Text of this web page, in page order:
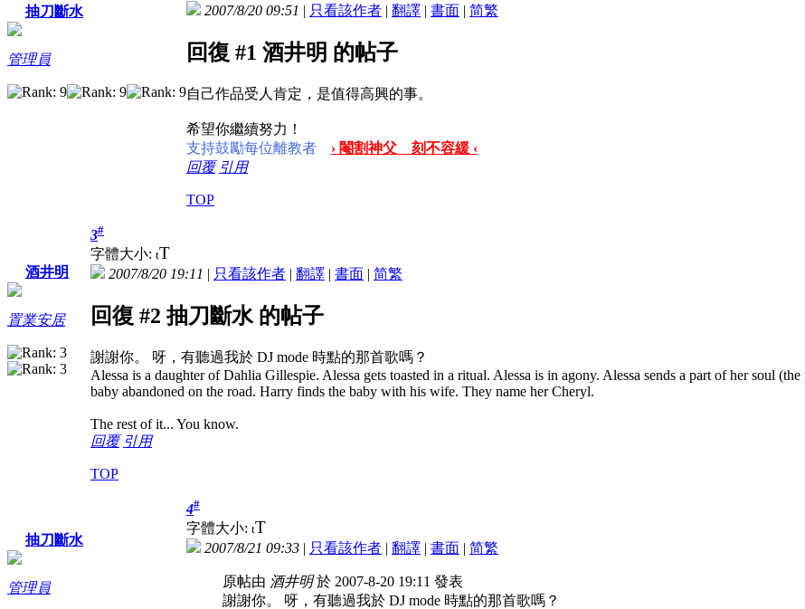
抽刀斷水
管理員
2007/8/20 09:51 | 只看該作者 | 翻譯 | 書面 | 简繁
回復 #1 酒井明 的帖子
自己作品受人肯定，是值得高興的事。
希望你繼續努力！
支持鼓勵每位離教者
› 閹割神父 刻不容緩 ‹
回覆 引用
TOP
酒井明
置業安居
3#
字體大小: tT
2007/8/20 19:11 | 只看該作者 | 翻譯 | 書面 | 简繁
回復 #2 抽刀斷水 的帖子
謝謝你。
呀，有聽過我於 DJ mode 時點的那首歌嗎？
Alessa is a daughter of Dahlia Gillespie. Alessa gets toasted in a ritual. Alessa is in agony. Alessa sends a part of her soul
baby abandoned on the road. Harry finds the baby with his wife. They name her Cheryl.
The rest of it... You know.
回覆 引用
TOP
抽刀斷水
管理員
4#
字體大小: tT
2007/8/21 09:33 | 只看該作者 | 翻譯 | 書面 | 简繁
原帖由 酒井明於 2007-8-20 19:11 發表
謝謝你。
呀，有聽過我於 DJ mode 時點的那首歌嗎？